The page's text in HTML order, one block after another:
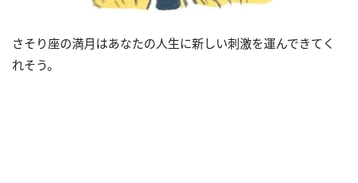
さそり座の満月はあなたの人生に新しい刺激を運んできてく
れそう。